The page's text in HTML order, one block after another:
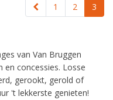
1 2 3
van Van Bruggen
en concessies. Losse
gerookt, gerold of
't lekkerste genieten!